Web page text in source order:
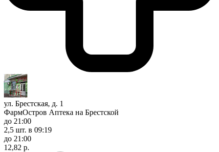
ул. Брестская, д. 1
ФармОстров Аптека на Брестской
до 21:00
2,5 шт. в 09:19
до 21:00
12,82 р.